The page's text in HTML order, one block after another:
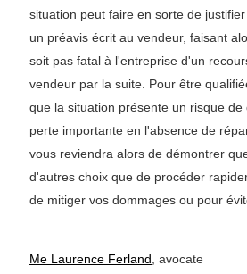
situation peut faire en sorte de
un préavis écrit au vendeur, faisant
soit pas fatal à l'entreprise d'un
vendeur par la suite. Pour être
que la situation présente un risque
perte importante en l'absence de
vous reviendra alors de démontrer
d'autres choix que de procéder
de mitiger vos dommages ou pour
Me Laurence Ferland , avocate